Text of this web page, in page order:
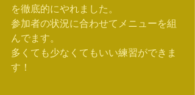
を徹底的にやれました。
参加者の状況に合わせてメニューを組
んでます。
多くても少なくてもいい練習ができま
す！